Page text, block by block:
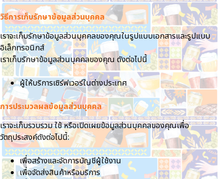
วิธีการเก็บรักษาข้อมูลส่วนบุคคล
เราจะเก็บรักษาข้อมูลส่วนบุคคลของคุณในรูปแบบเอกสารและรูปแบบ
อิเล็กทรอนิกส์
เราเก็บรักษาข้อมูลส่วนบุคคลของคุณ ดังต่อไปนี้
ผู้ให้บริการเซิร์ฟเวอร์ในต่างประเทศ
การประมวลผลข้อมูลส่วนบุคคล
เราจะเก็บรวบรวม ใช้ หรือเปิดเผยข้อมูลส่วนบุคคลของคุณเพื่อ
วัตถุประสงค์ดังต่อไปนี้:
เพื่อสร้างและจัดการบัญชีผู้ใช้งาน
เพื่อจัดส่งสินค้าหรือบริการ